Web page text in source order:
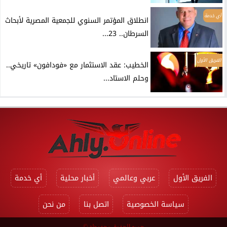
أي خدمة
انطلاق المؤتمر السنوي للجمعية المصرية لأبحاث
السرطان.. 23...
الفريق الأول
الخطيب: عقد الاستثمار مع «فودافون» تاريخي..
وحلم الاستاد...
الفريق الأول عربي وعالمي أخبار محلية
أي خدمة
سياسة الخصوصية
اتصل بنا من نحن